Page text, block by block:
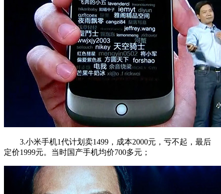
3.小米手机1代计划卖1499，成本2000元，亏不起，最后
定价1999元。当时国产手机均价700多元；